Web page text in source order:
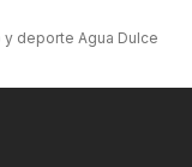
y deporte Agua Dulce